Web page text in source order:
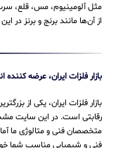
مثل آلومینیوم، مس، قلع،
از آن‌ها مانند برنج و برنز در
بازار فلزات ایران، عرضه کننده
بازار فلزات ایران، یکی از
رقابتی است. در این سایت
متخصصان فنی و متالوژی ما
فنی و شیمیایی مناسب شما